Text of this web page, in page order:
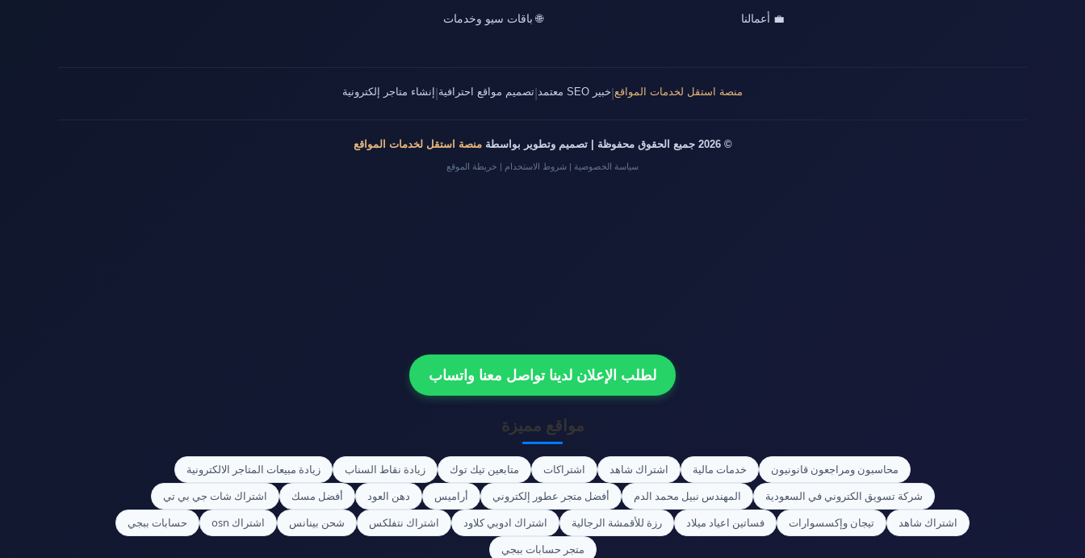
💼 أعمالنا 🌐 باقات سيو وخدمات
منصة استقل لخدمات المواقع خبير SEO معتمد تصميم مواقع احترافية إنشاء متاجر إلكترونية
© 2026 جميع الحقوق محفوظة | تصميم وتطوير بواسطة منصة استقل لخدمات المواقع
سياسة الخصوصية | شروط الاستخدام | خريطة الموقع
لطلب الإعلان لدينا تواصل معنا واتساب
مواقع مميزة
محاسبون ومراجعون قانونيون خدمات مالية اشتراك شاهد اشتراكات متابعين تيك توك زيادة نقاط السناب
زيادة مبيعات المتاجر الالكترونية
شركة تسويق الكتروني في السعودية
المهندس نبيل محمد الدم أفضل متجر عطور إلكتروني أراميس دهن العود أفضل مسك
اشتراك شات جي بي تي
اشتراك شاهد
تيجان وإكسسوارات فساتين اعياد ميلاد رزة للأقمشة الرجالية اشتراك ادوبي كلاود اشتراك نتفلكس شحن بينانس اشتراك osn
حسابات ببجي
متجر حسابات ببجي